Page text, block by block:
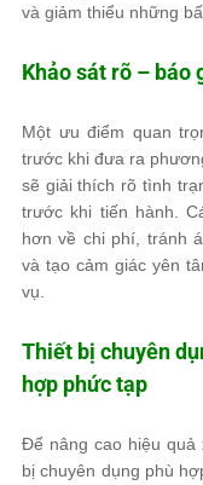
và giảm thiểu những
Khảo sát rõ – báo
Một ưu điểm quan
trước khi đưa ra
sẽ giải thích rõ tình
trước khi tiến hành.
hơn về chi phí, tránh
và tạo cảm giác yên
vụ.
Thiết bị chuyên
hợp phức tạp
Để nâng cao hiệu quả
bị chuyên dụng phù